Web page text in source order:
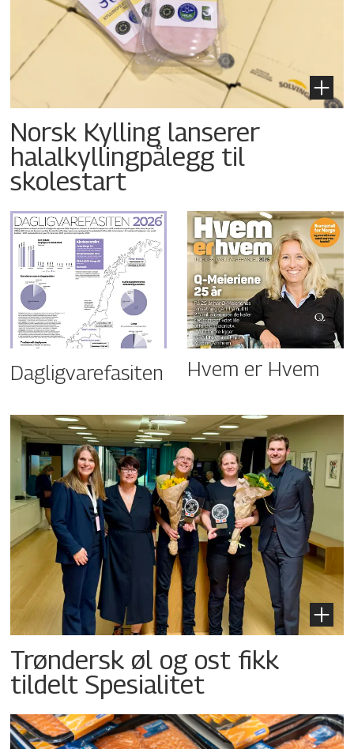
Norsk Kylling lanserer
halalkyllingpålegg til
skolestart
Dagligvarefasiten Hvem er Hvem
Trøndersk øl og ost fikk
tildelt Spesialitet